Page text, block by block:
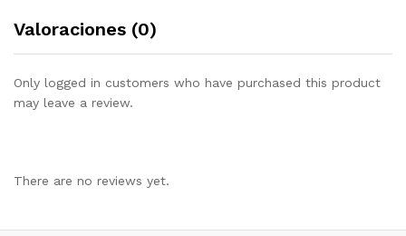
Valoraciones (0)
Only logged in customers who have purchased this product
may leave a review.
There are no reviews yet.